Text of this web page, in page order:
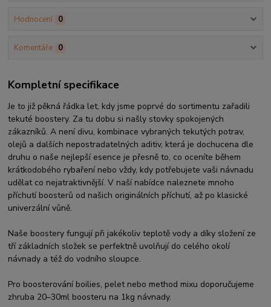
Hodnocení 0
Komentáře 0
Kompletní specifikace
Je to již pěkná řádka let, kdy jsme poprvé do sortimentu zařadili
tekuté boostery. Za tu dobu si našly stovky spokojených
zákazníků. A není divu, kombinace vybraných tekutých potrav,
olejů a dalších nepostradatelných aditiv, která je dochucena dle
druhu o naše nejlepší esence je přesně to, co oceníte během
krátkodobého rybaření nebo vždy, kdy potřebujete vaši návnadu
udělat co nejatraktivnější. V naší nabídce naleznete mnoho
příchutí boosterů od našich originálních příchutí, až po klasické
univerzální vůně.
Naše boostery fungují při jakékoliv teplotě vody a díky složení ze
tří základních složek se perfektně uvolňují do celého okolí
návnady a též do vodního sloupce.
Pro boosterování boilies, pelet nebo method mixu doporučujeme
zhruba 20–30ml boosteru na 1kg návnady.